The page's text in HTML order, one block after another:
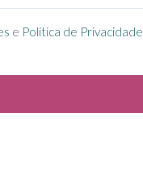
e Política de Privacidade